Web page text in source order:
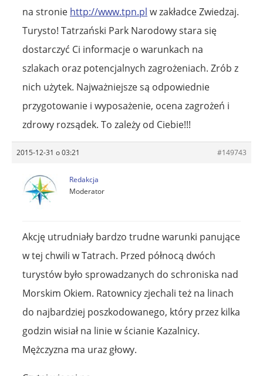
na stronie http://www.tpn.pl w zakładce Zwiedzaj.
Turysto! Tatrzański Park Narodowy stara się
dostarczyć Ci informacje o warunkach na
szlakach oraz potencjalnych zagrożeniach. Zrób z
nich użytek. Najważniejsze są odpowiednie
przygotowanie i wyposażenie, ocena zagrożeń i
zdrowy rozsądek. To zależy od Ciebie!!!
2015-12-31 o 03:21 #149743
Redakcja
Moderator
Akcję utrudniały bardzo trudne warunki panujące
w tej chwili w Tatrach. Przed północą dwóch
turystów było sprowadzanych do schroniska nad
Morskim Okiem. Ratownicy zjechali też na linach
do najbardziej poszkodowanego, który przez kilka
godzin wisiał na linie w ścianie Kazalnicy.
Mężczyzna ma uraz głowy.